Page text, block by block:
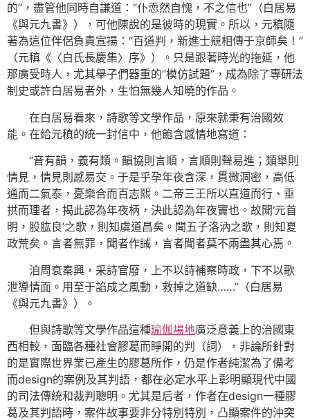
的”，盡管他同時自謙道：“仆恧然自愧，不之信也”（白居易
《與元九書》），可他陳說的是彼時的現實。所以，元稹隨
著為這位伴侶負責宣揚：“百道判，新進士競相傳于京師矣！”
（元稹《〈白氏長慶集〉序》）。只是跟著時光的拖延，他
那廣受時人，尤其舉子們器重的“模仿試題”，成為除了專研法
制史或許白居易者外，生怕無幾人知曉的作品。
在白居易看來，詩歌等文學作品，原來就秉有治國效
能。在給元稹的統一封信中，他飽含感情地寫道：
“音有韻，義有類。韻協則言順，言順則聲易進；類舉則
情見，情見則感易交。于是乎孕年夜含深，貫微洞密，高低
通而二氣泰，憂樂合而百志熙。二帝三王所以直道而行、垂
拱而理者，揭此認為年夜柄，決此認為年夜竇也。故聞‘元首
明，股肱良’之歌，則知虞道昌矣。聞五子洛汭之歌，則知夏
政荒矣。言者無罪，聞者作誡，言者聞者莫不兩盡其心焉。
洎周衰秦興，采詩官廢，上不以詩補察時政，下不以歌
泄導情面。用至于諂成之風動，救掉之道缺……”（白居易
《與元九書》）。
但與詩歌等文學作品這種瑜伽場地廣泛意義上的治國東
西相較，面臨各種社會膠葛而睜開的判（詞），非論所針對
的是實際世界業已產生的膠葛所作，仍是作者純潔為了備考
而design的案例及其判語，都在必定水平上彰明顯現代中國
的司法傳統和裁判聰明。尤其是后者，作者在design一種膠
葛及其判語時，案件故事要非分特別特別，凸顯案件的沖突